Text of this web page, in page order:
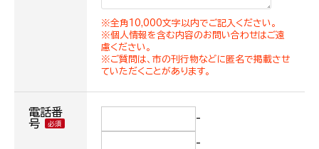
※全角10,000文字以内でご記入ください。
※個人情報を含む内容のお問い合わせはご遠
慮ください。
※ご質問は、市の刊行物などに匿名で掲載させ
ていただくことがあります。
電話番
号
-
-